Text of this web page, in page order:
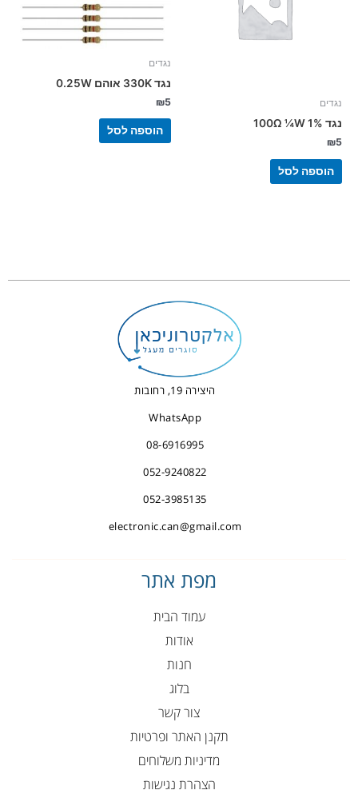
נגדים
נגד 100Ω ¼W 1%
₪5
הוספה לסל
נגדים
נגד 330K אוהם 0.25W
₪5
הוספה לסל
היצירה 19, רחובות
WhatsApp
08-6916995
052-9240822
052-3985135
electronic.can@gmail.com
מפת אתר
עמוד הבית
אודות
חנות
בלוג
צור קשר
תקנן האתר ופרטיות
מדיניות משלוחים
הצהרת נגישות